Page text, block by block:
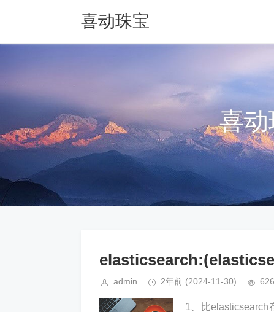
喜动珠宝
喜
admin 2年前 (2024-11-30) 626
1、比elasticsearch